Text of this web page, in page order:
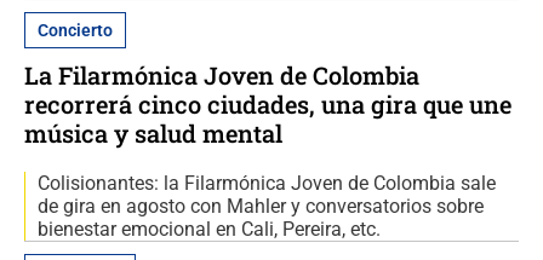
Concierto
La Filarmónica Joven de Colombia
recorrerá cinco ciudades, una gira que une
música y salud mental
Colisionantes: la Filarmónica Joven de Colombia sale
de gira en agosto con Mahler y conversatorios sobre
bienestar emocional en Cali, Pereira, etc.